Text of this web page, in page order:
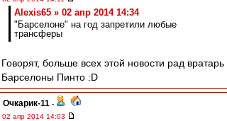
Alexis65 » 02 апр 2014 14:34
"Барселоне" на год запретили любые
трансферы
Говорят, больше всех этой новости рад вратарь
Барселоны Пинто :D
Очкарик-11 -
02 апр 2014 14:03